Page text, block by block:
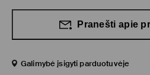
Pranešti apie
Galimybė įsigyti parduotuvėje